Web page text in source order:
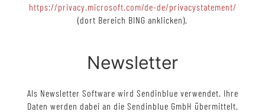
https://privacy.microsoft.com/de-de/privacystatement/
(dort Bereich BING anklicken).
Newsletter
Als Newsletter Software wird Sendinblue verwendet. Ihre
Daten werden dabei an die Sendinblue GmbH übermittelt.